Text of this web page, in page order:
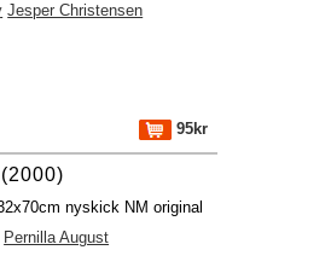
Jesper Christensen
95kr
nyskick NM original
Pernilla August